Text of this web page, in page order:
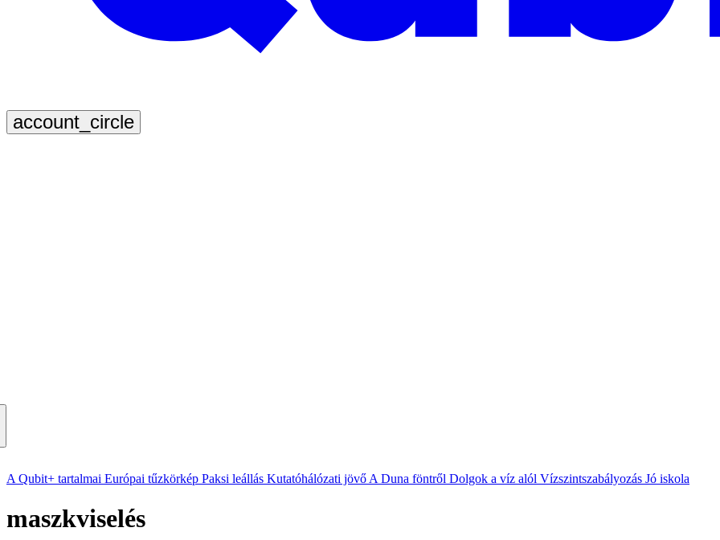
A Qubit+ tartalmai Európai tűzkörkép Paksi leállás Kutatóhálózati jövő A Duna föntről Dolgok a víz alól Vízszintszabályozás Jó iskola
maszkviselés